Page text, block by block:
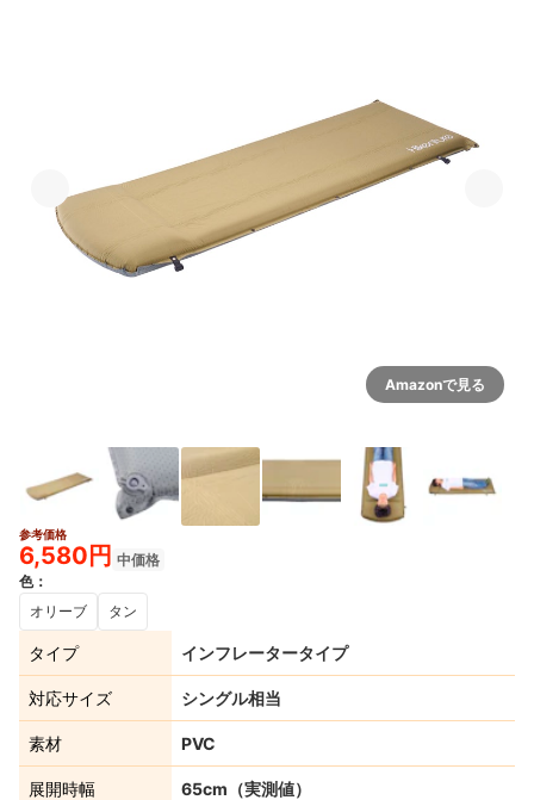
Amazonで見る
参考価格
6,580円 中価格
色：
オリーブ
タン
タイプ インフレータータイプ
対応サイズ シングル相当
素材 PVC
展開時幅 65cm（実測値）